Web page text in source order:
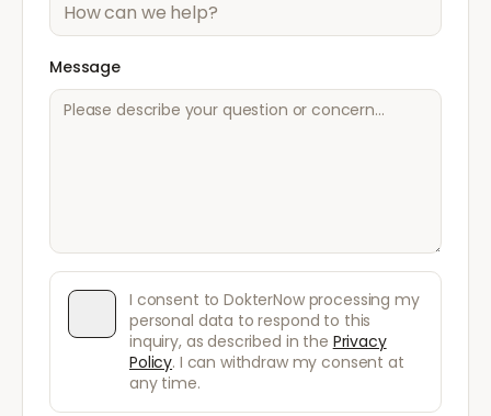
Message
I consent to DokterNow processing my
personal data to respond to this
inquiry, as described in the Privacy
Policy. I can withdraw my consent at
any time.